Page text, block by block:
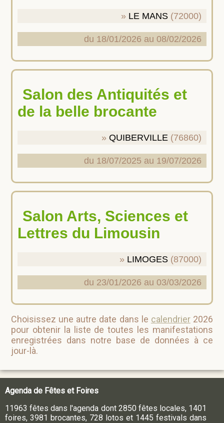
LE MANS (72000)
du 18/01/2026 au 08/02/2026
Salon des Antiquités et
de la belle brocante
QUIBERVILLE (76860)
du 18/07/2025 au 19/07/2026
Salon Arts, Sciences et
Lettres du Limousin
LIMOGES (87000)
du 23/01/2026 au 03/03/2026
Choisissez une autre date dans le calendrier2026
pour obtenir la liste de toutes les manifestations
enregistrées dans notre base de données à ce
jour-là.
Agenda de Fêtes et Foires
11963 fêtes dans l'agenda dont 2850 fêtes locales, 1401
foires, 3981 brocantes, 728 lotos et 1445 festivals dans